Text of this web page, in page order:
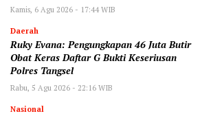
Kamis, 6 Agu 2026 - 17:44 WIB
Daerah
‎Ruky Evana: Pengungkapan 46 Juta Butir
Obat Keras Daftar G Bukti Keseriusan
Polres Tangsel
Rabu, 5 Agu 2026 - 22:16 WIB
Nasional